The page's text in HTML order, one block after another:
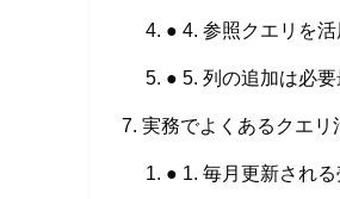
● 4. 参照クエリを活
● 5. 列の追加は必
実務でよくあるクエリ
● 1. 毎月更新され